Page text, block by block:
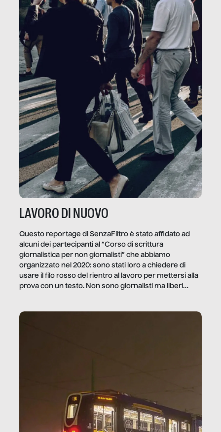
LAVORO DI NUOVO
Questo reportage di SenzaFiltro è stato affidato ad
alcuni dei partecipanti al “Corso di scrittura
giornalistica per non giornalisti” che abbiamo
organizzato nel 2020: sono stati loro a chiedere di
usare il filo rosso del rientro al lavoro per mettersi alla
prova con un testo. Non sono giornalisti ma liberi